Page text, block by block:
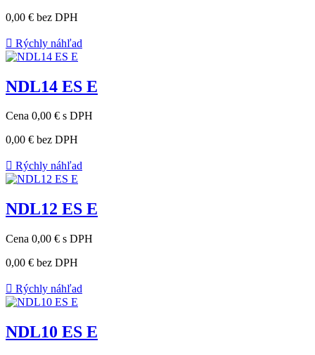
0,00 € bez DPH
 Rýchly náhľad
NDL14 ES E
Cena 0,00 € s DPH
0,00 € bez DPH
 Rýchly náhľad
NDL12 ES E
Cena 0,00 € s DPH
0,00 € bez DPH
 Rýchly náhľad
NDL10 ES E